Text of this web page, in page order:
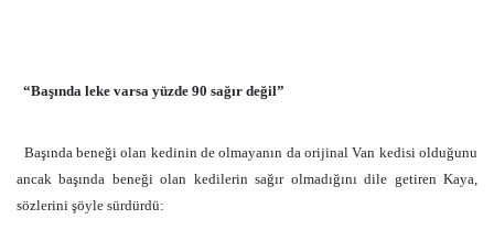
“Başında leke varsa yüzde 90 sağır değil”
Başında beneği olan kedinin de olmayanın da orijinal Van kedisi olduğunu
ancak başında beneği olan kedilerin sağır olmadığını dile getiren Kaya,
sözlerini şöyle sürdürdü: